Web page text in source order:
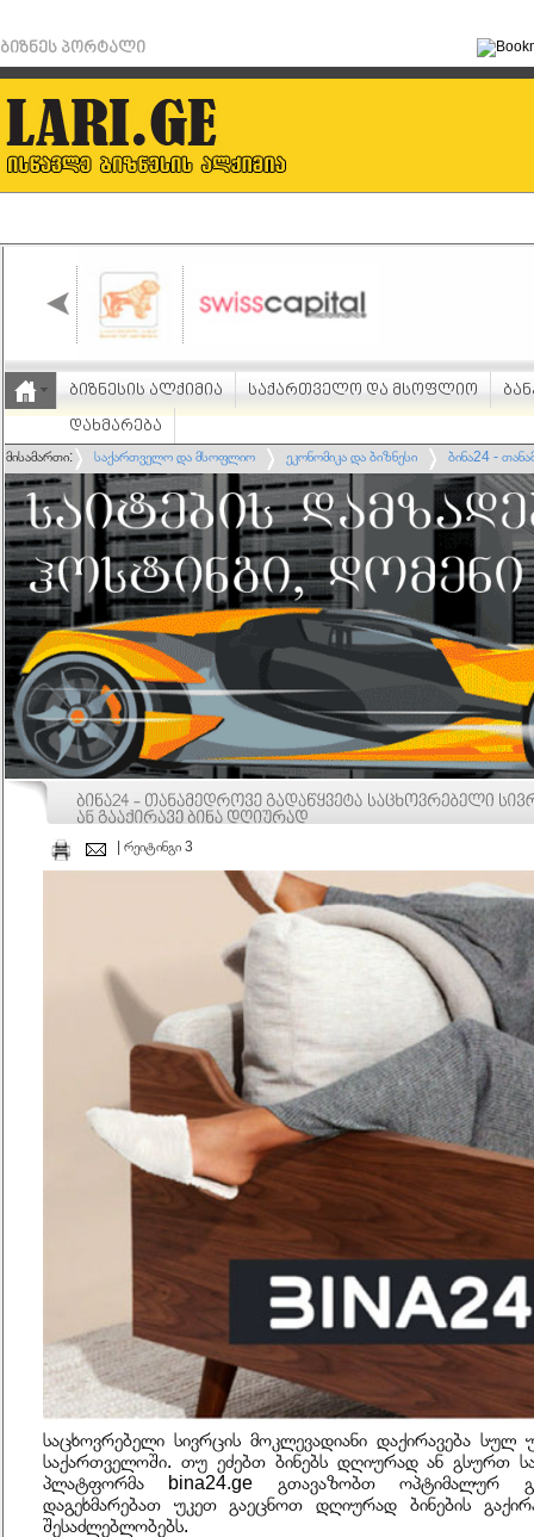
ბიზნეს პორტალი
ბიზნესის ალქიმია საქართველო და მსოფლიო
დახმარება
მისამართი: საქართველო და მსოფლიო ეკონომიკა და ბიზნესი ბინა24 -
| რეიტინგი 3
საცხოვრებელი სივრცის მოკლევადიანი დაქირავება
საქართველოში. თუ ეძებთ ბინებს დღიურად ან გსურთ
პლატფორმა bina24.ge გთავაზობთ ოპტიმალურ
დაგეხმარებათ უკეთ გაეცნოთ დღიურად ბინების
შესაძლებლობებს.